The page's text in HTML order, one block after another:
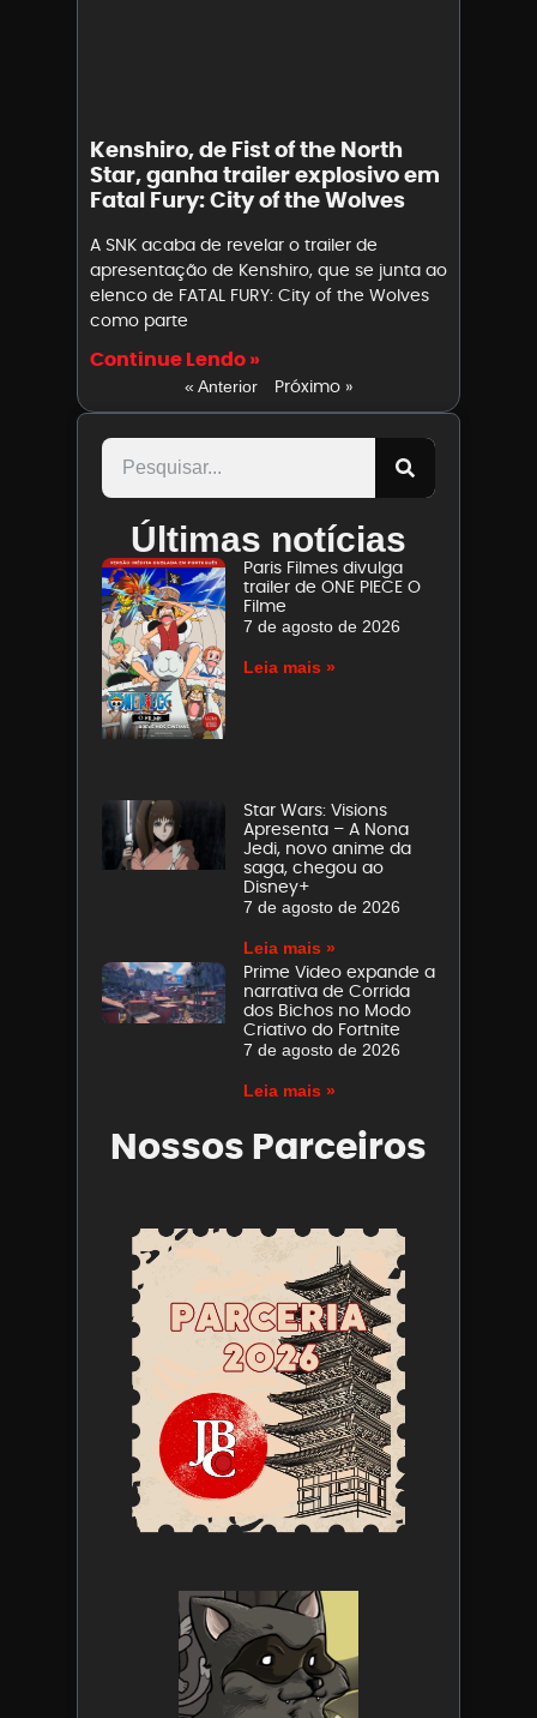
Kenshiro, de Fist of the North
Star, ganha trailer explosivo em
Fatal Fury: City of the Wolves
A SNK acaba de revelar o trailer de
apresentação de Kenshiro, que se junta ao
elenco de FATAL FURY: City of the Wolves
como parte
Continue Lendo »
« Anterior Próximo »
Últimas notícias
Paris Filmes divulga
trailer de ONE PIECE O
Filme
7 de agosto de 2026
Leia mais »
Star Wars: Visions
Apresenta – A Nona
Jedi, novo anime da
saga, chegou ao
Disney+
7 de agosto de 2026
Leia mais »
Prime Video expande a
narrativa de Corrida
dos Bichos no Modo
Criativo do Fortnite
7 de agosto de 2026
Leia mais »
Nossos Parceiros